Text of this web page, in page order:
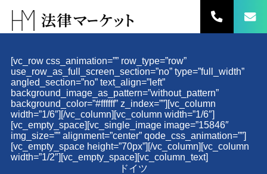
[vc_row css_animation=”” row_type=”row”
use_row_as_full_screen_section=”no” type=”full_width”
angled_section=”no” text_align=”left”
background_image_as_pattern=”without_pattern”
background_color=”#ffffff” z_index=””][vc_column
width=”1/6″][/vc_column][vc_column width=”1/6″]
[vc_empty_space][vc_single_image image=”15846″
img_size=”” alignment=”center” qode_css_animation=””]
[vc_empty_space height=”70px”][/vc_column][vc_column
width=”1/2″][vc_empty_space][vc_column_text]
ドイツ